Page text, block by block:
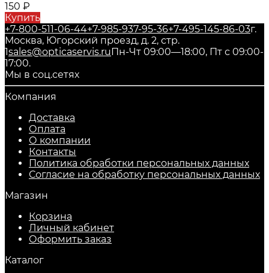
150 ₽
Купить
+7-800-511-06-44+7-985-937-95-36+7-495-145-86-03г.
Москва, Югорский проезд, д. 2, стр.
1sales@opticaservis.ruПн-Чт 09:00—18:00, Пт с 09:00-
17:00.
Мы в соц.сетях
Компания
Доставка
Оплата
О компании
Контакты
Политика обработки персональных данных
Согласие на обработку персональных данных
Магазин
Корзина
Личный кабинет
Оформить заказ
Каталог